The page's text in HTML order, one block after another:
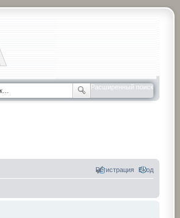
Расширенный поиск
Вход
Регистрация